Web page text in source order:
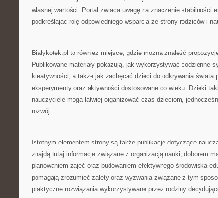
własnej wartości. Portal zwraca uwagę na znaczenie stabilności
podkreślając rolę odpowiedniego wsparcia ze strony rodziców i
Bialykotek.pl to również miejsce, gdzie można znaleźć
Publikowane materiały pokazują, jak wykorzystywać codzienne
kreatywności, a także jak zachęcać dzieci do odkrywania świata
eksperymenty oraz aktywności dostosowane do wieku. Dzięki
nauczyciele mogą łatwiej organizować czas dzieciom,
rozwój.
Istotnym elementem strony są także publikacje dotyczące
znajdą tutaj informacje związane z organizacją nauki, doborem
planowaniem zajęć oraz budowaniem efektywnego środowiska
pomagają zrozumieć zalety oraz wyzwania związane z tym
praktyczne rozwiązania wykorzystywane przez rodziny